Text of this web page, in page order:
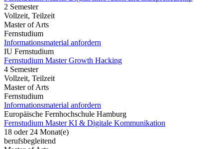
2 Semester
Vollzeit, Teilzeit
Master of Arts
Fernstudium
Informationsmaterial anfordern
IU Fernstudium
Fernstudium Master Growth Hacking
4 Semester
Vollzeit, Teilzeit
Master of Arts
Fernstudium
Informationsmaterial anfordern
Europäische Fernhochschule Hamburg
Fernstudium Master KI & Digitale Kommunikation
18 oder 24 Monat(e)
berufsbegleitend